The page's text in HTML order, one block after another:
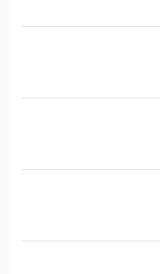
پوسته ریزی پوست
پوسته ریزی و
ریز روی پوست سر
و التیام مشکلات
سالم استفاده از